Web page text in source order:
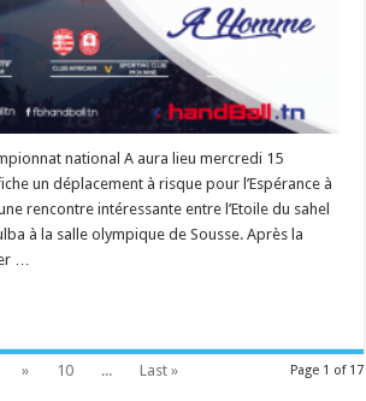
national A aura lieu mercredi 15
un déplacement à risque pour l’Espérance à
rencontre intéressante entre l’Etoile du sahel
à la salle olympique de Sousse. Après la
…
Page 1 of 17
» 10 ... Last »